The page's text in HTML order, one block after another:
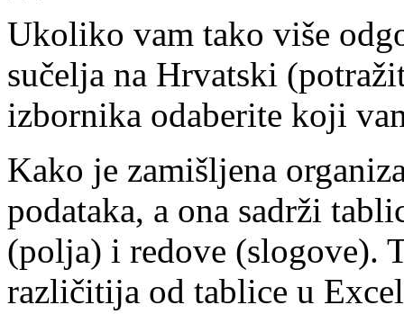
Ukoliko vam tako više
sučelja na Hrvatski
izbornika odaberite koji
Kako je zamišljena
podataka, a ona sadrži
(polja) i redove (slogove).
različitija od tablice u